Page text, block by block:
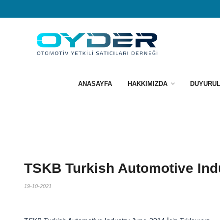
ANASAYFA HAKKIMIZDA
TSKB Turkish Automotive
19-10-2021